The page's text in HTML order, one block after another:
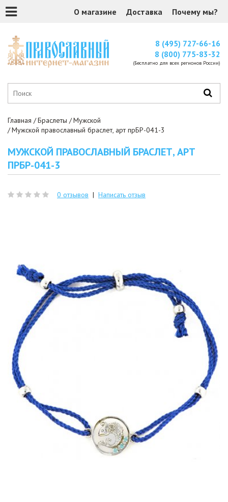
О магазине Доставка Почему мы?
8 (495) 727-66-16
8 (800) 775-83-32
(Бесплатно для всех регионов России)
Главная Браслеты
Мужской
Мужской православный браслет, арт прБР-041-3
МУЖСКОЙ ПРАВОСЛАВНЫЙ БРАСЛЕТ, АРТ
ПРБР-041-3
0 отзывов | Написать отзыв